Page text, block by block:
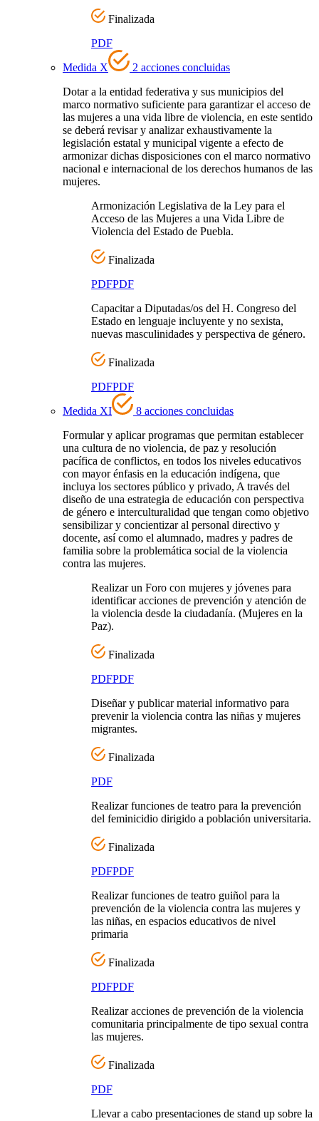
Finalizada
PDF
Medida X
2 acciones concluidas
Dotar a la entidad federativa y sus municipios del
marco normativo suficiente para garantizar el acceso de
las mujeres a una vida libre de violencia, en este sentido
se deberá revisar y analizar exhaustivamente la
legislación estatal y municipal vigente a efecto de
armonizar dichas disposiciones con el marco normativo
nacional e internacional de los derechos humanos de las
mujeres.
Armonización Legislativa de la Ley para el
Acceso de las Mujeres a una Vida Libre de
Violencia del Estado de Puebla.
Finalizada
PDFPDF
Capacitar a Diputadas/os del H. Congreso del
Estado en lenguaje incluyente y no sexista,
nuevas masculinidades y perspectiva de género.
Finalizada
PDFPDF
Medida XI
8 acciones concluidas
Formular y aplicar programas que permitan establecer
una cultura de no violencia, de paz y resolución
pacífica de conflictos, en todos los niveles educativos
con mayor énfasis en la educación indígena, que
incluya los sectores público y privado, A través del
diseño de una estrategia de educación con perspectiva
de género e interculturalidad que tengan como objetivo
sensibilizar y concientizar al personal directivo y
docente, así como el alumnado, madres y padres de
familia sobre la problemática social de la violencia
contra las mujeres.
Realizar un Foro con mujeres y jóvenes para
identificar acciones de prevención y atención de
la violencia desde la ciudadanía. (Mujeres en la
Paz).
Finalizada
PDFPDF
Diseñar y publicar material informativo para
prevenir la violencia contra las niñas y mujeres
migrantes.
Finalizada
PDF
Realizar funciones de teatro para la prevención
del feminicidio dirigido a población universitaria.
Finalizada
PDFPDF
Realizar funciones de teatro guiñol para la
prevención de la violencia contra las mujeres y
las niñas, en espacios educativos de nivel
primaria
Finalizada
PDFPDF
Realizar acciones de prevención de la violencia
comunitaria principalmente de tipo sexual contra
las mujeres.
Finalizada
PDF
Llevar a cabo presentaciones de stand up sobre la